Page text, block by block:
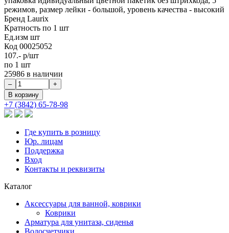
режимов, размер лейки - большой, уровень качества - высокий
Бренд Laurix
Кратность по 1 шт
Ед.изм шт
Код 00025052
107.- р/шт
по 1 шт
25986 в наличии
+7 (3842) 65-78-98
Где купить в розницу
Юр. лицам
Поддержка
Вход
Контакты и реквизиты
Каталог
Аксессуары для ванной, коврики
Коврики
Арматура для унитаза, сиденья
Водосчетчики